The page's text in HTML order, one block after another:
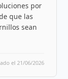
por
que las
sean
el 21/06/2026